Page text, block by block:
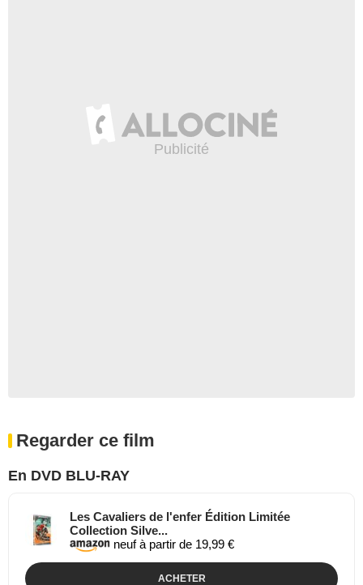
Regarder ce film
En DVD BLU-RAY
Les Cavaliers de l'enfer Édition Limitée
Collection Silve...
neuf à partir de 19,99 €
ACHETER